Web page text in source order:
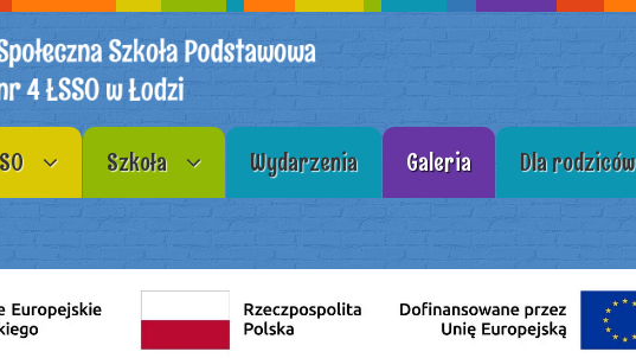
Szkoła Wydarzenia Galeria Dla rodziców